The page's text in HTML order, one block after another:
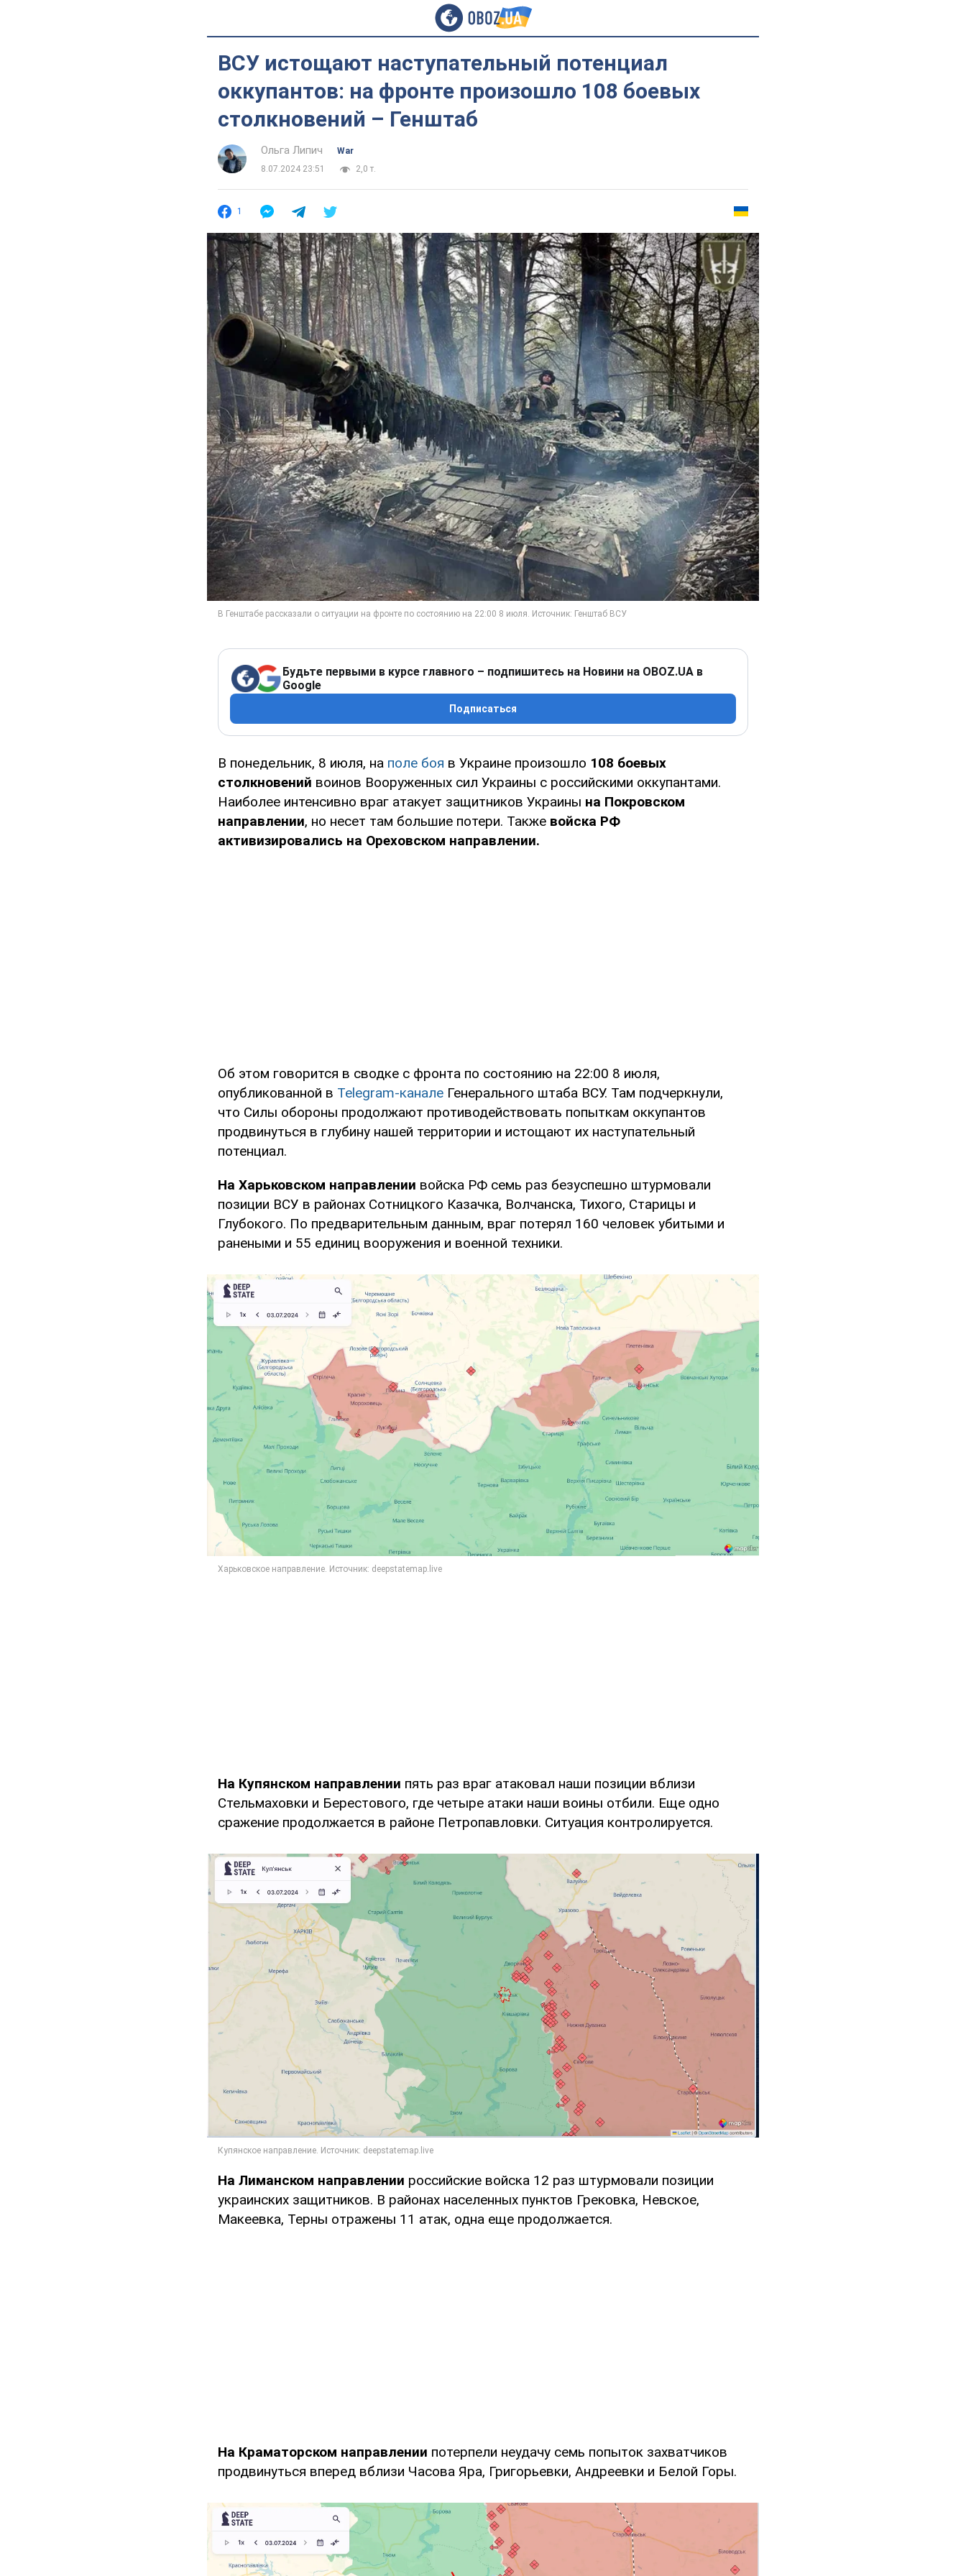
ВСУ истощают наступательный потенциал
оккупантов: на фронте произошло 108 боевых
столкновений – Генштаб
Ольга Липич
War
8.07.2024 23:51
2,0 т.
1
Будьте первыми в курсе главного – подпишитесь на Новини на OBOZ.UA в
Google
Подписаться
В понедельник, 8 июля, на поле боя в Украине произошло 108 боевых
столкновений воинов Вооруженных сил Украины с российскими оккупантами.
Наиболее интенсивно враг атакует защитников Украины на Покровском
направлении, но несет там большие потери. Также войска РФ
активизировались на Ореховском направлении.
Об этом говорится в сводке с фронта по состоянию на 22:00 8 июля,
опубликованной в Telegram-канале Генерального штаба ВСУ. Там подчеркнули,
что Силы обороны продолжают противодействовать попыткам оккупантов
продвинуться в глубину нашей территории и истощают их наступательный
потенциал.
На Харьковском направлении войска РФ семь раз безуспешно штурмовали
позиции ВСУ в районах Сотницкого Казачка, Волчанска, Тихого, Старицы и
Глубокого. По предварительным данным, враг потерял 160 человек убитыми и
ранеными и 55 единиц вооружения и военной техники.
На Купянском направлении пять раз враг атаковал наши позиции вблизи
Стельмаховки и Берестового, где четыре атаки наши воины отбили. Еще одно
сражение продолжается в районе Петропавловки. Ситуация контролируется.
На Лиманском направлении российские войска 12 раз штурмовали позиции
украинских защитников. В районах населенных пунктов Грековка, Невское,
Макеевка, Терны отражены 11 атак, одна еще продолжается.
На Краматорском направлении потерпели неудачу семь попыток захватчиков
продвинуться вперед вблизи Часова Яра, Григорьевки, Андреевки и Белой Горы.